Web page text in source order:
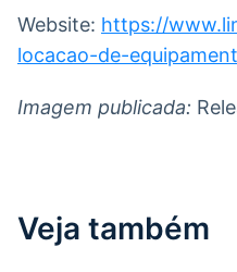
Website: https://
locacao-de-
Imagem publicada:
Veja também